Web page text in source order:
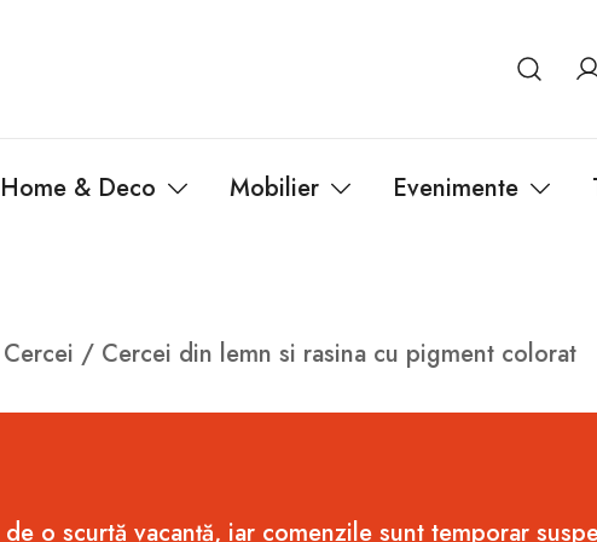
Home & Deco Mobilier Evenimente
Cercei / Cercei din lemn si rasina cu pigment colorat
o scurtă vacanță, iar comenzile sunt temporar